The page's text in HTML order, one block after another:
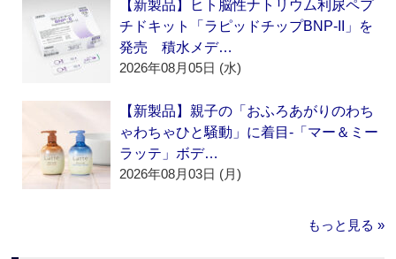
【新製品】ヒト脳性ナトリウム利尿ペプ
チドキット「ラピッドチップBNP-II」を
発売 積水メデ…
2026年08月05日 (水)
【新製品】親子の「おふろあがりのわち
ゃわちゃひと騒動」に着目‐「マー＆ミー
ラッテ」ボデ…
2026年08月03日 (月)
もっと見る »